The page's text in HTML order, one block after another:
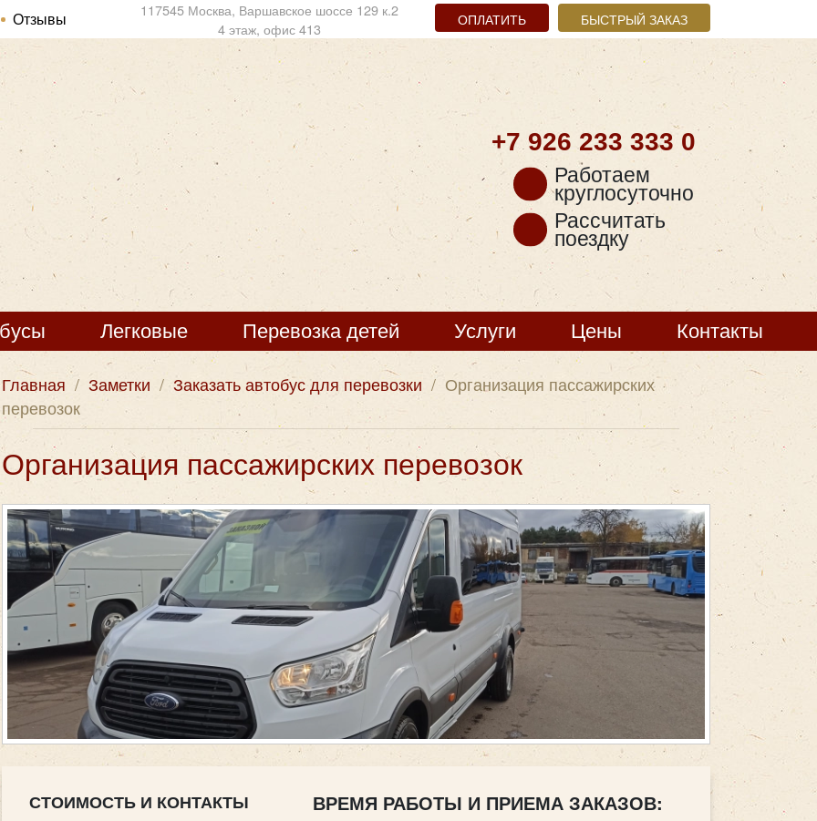
Отзывы
117545 Москва, Варшавское шоссе 129 к.2
4 этаж, офис 413
ОПЛАТИТЬ БЫСТРЫЙ ЗАКАЗ
+7 926 233 333 0
Работаем
круглосуточно
Рассчитать
поездку
Легковые Перевозка детей Услуги Цены Контакты
Главная / Заметки / Заказать автобус для перевозки / Организация пассажирских
перевозок
Организация пассажирских перевозок
СТОИМОСТЬ И КОНТАКТЫ ВРЕМЯ РАБОТЫ И ПРИЕМА ЗАКАЗОВ: